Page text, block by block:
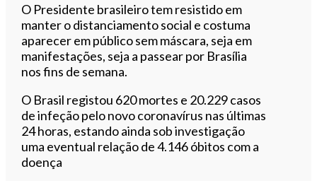
O Presidente brasileiro tem resistido em
manter o distanciamento social e costuma
aparecer em público sem máscara, seja em
manifestações, seja a passear por Brasília
nos fins de semana.
O Brasil registou 620 mortes e 20.229 casos
de infeção pelo novo coronavírus nas últimas
24 horas, estando ainda sob investigação
uma eventual relação de 4.146 óbitos com a
doença